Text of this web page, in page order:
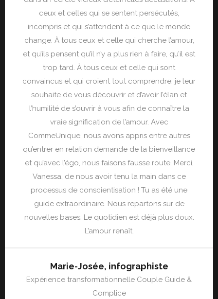
ceux et celles qui se sentent persécutés,
incompris et qui s’attendent à ce que le monde
change. À tous ceux et celle qui cherche l’amour,
et qu’ils pensent qu’il n’y a plus rien à faire, qu’il est
trop tard. À tous ceux et celle qui sont
convaincus et qui croient tout comprendre; je leur
souhaite de vous découvrir et d’avoir l’élan et
l’humilité de s’ouvrir à vous afin de connaître la
vraie signification de l’amour. Avec
CommeUnique, nous avons appris entre autres
qu’entrer en relation demande de la bienveillance
et qu’avec l’égo, nous faisons fausse route. Merci,
Vanessa, de nous avoir tenu la main dans ce
processus de conscientisation ! Tu as été une
guide extraordinaire. Nous repartons sur de
nouvelles bases. Le quotidien est déjà plus doux.
L’amour renaît.
Marie-Josée, infographiste
Expérience transformationnelle Couple Guide &
Complice